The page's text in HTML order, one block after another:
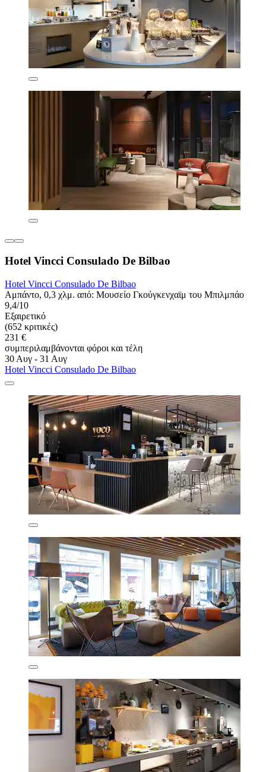
Hotel Vincci Consulado De Bilbao
Hotel Vincci Consulado De Bilbao
Αμπάντο, 0,3 χλμ. από: Μουσείο Γκούγκενχαϊμ του Μπιλμπάο
9,4/10
Εξαιρετικό
(652 κριτικές)
231 €
συμπεριλαμβάνονται φόροι και τέλη
30 Αυγ - 31 Αυγ
Hotel Vincci Consulado De Bilbao